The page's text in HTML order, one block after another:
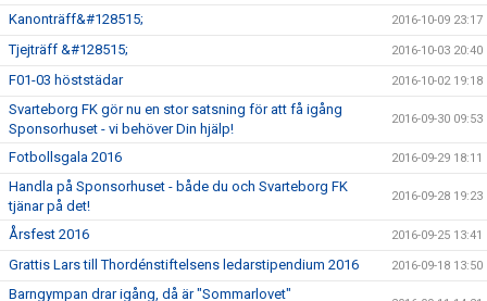
Kanonträff&#128515; 2016-10-09 23:17
Tjejträff &#128515; 2016-10-03 20:40
F01-03 höststädar 2016-10-02 19:18
Svarteborg FK gör nu en stor satsning för att få igång
Sponsorhuset - vi behöver Din hjälp!
2016-09-30 09:53
Fotbollsgala 2016 2016-09-29 18:11
Handla på Sponsorhuset - både du och Svarteborg FK
tjänar på det!
2016-09-28 19:23
Årsfest 2016 2016-09-25 13:41
Grattis Lars till Thordénstiftelsens ledarstipendium 2016 2016-09-18 13:50
Barngympan drar igång, då är "Sommarlovet"